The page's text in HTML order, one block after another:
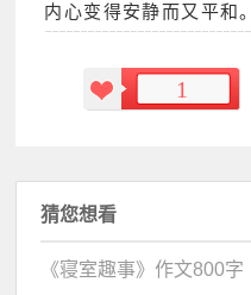
内心变得安静而又平和。
1
猜您想看
《寝室趣事》作文800字